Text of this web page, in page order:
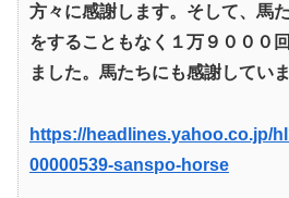
方々に感謝します。そして、馬
をすることもなく１万９０００
ました。馬たちにも感謝していま
https://headlines.yahoo.co.jp/
00000539-sanspo-horse